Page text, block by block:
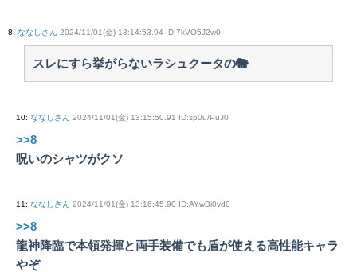
8: ななしさん 2024/11/01(金) 13:14:53.94 ID:7kVO5J2w0
スレにすら挙がらないラシュクータの🐘
10: ななしさん 2024/11/01(金) 13:15:50.91 ID:sp0u/PuJ0
>>8
呪いのシャツがクソ
11: ななしさん 2024/11/01(金) 13:16:45.90 ID:AYwBi0vd0
>>8
龍神降臨で本領発揮と両手装備でも盾が使える高性能キャラ
やぞ